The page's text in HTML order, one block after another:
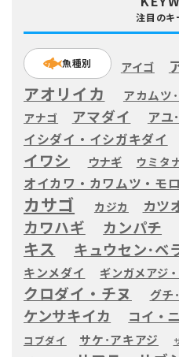
注目のキ
魚種別 アイゴ
アオリイカ アカムツ
アナゴ アマダイ アユ
イシダイ・イシガキダイ
イワシ ウナギ ウミタ
オイカワ・カワムツ・モ
カサゴ カジカ カツ
カワハギ カンパチ
キス キュウセン･ベ
キンメダイ ギンガメアジ
クロダイ・チヌ グチ
ケンサキイカ コイ・
コブダイ サケ･アキアジ